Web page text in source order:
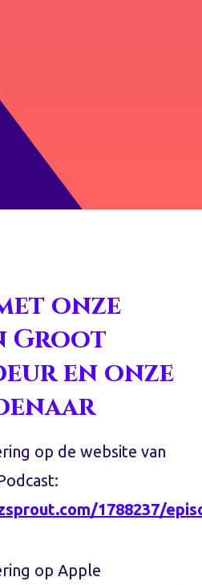
onze
Groot
en onze
op de website van
1788237/
op Apple